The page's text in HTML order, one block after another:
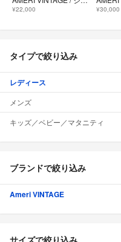
¥22,000 ¥30,000
タイプで絞り込み
レディース
メンズ
キッズ／ベビー／マタニティ
ブランドで絞り込み
Ameri VINTAGE
サイズで絞り込み